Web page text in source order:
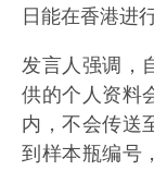
日能在香港进
发言人强调，
供的个人资料
内，不会传送
到样本瓶编号